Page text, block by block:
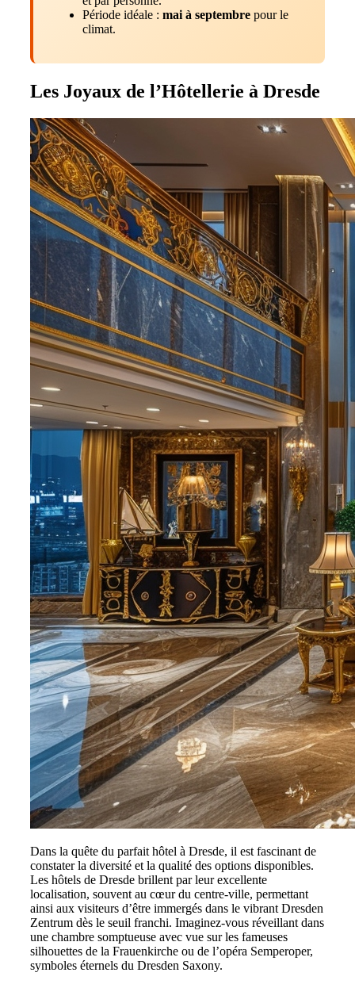
Période idéale : mai à septembre pour le
climat.
Les Joyaux de l’Hôtellerie à Dresde
Dans la quête du parfait hôtel à Dresde, il est fascinant de
constater la diversité et la qualité des options disponibles.
Les hôtels de Dresde brillent par leur excellente
localisation, souvent au cœur du centre-ville, permettant
ainsi aux visiteurs d’être immergés dans le vibrant Dresden
Zentrum dès le seuil franchi. Imaginez-vous réveillant dans
une chambre somptueuse avec vue sur les fameuses
silhouettes de la Frauenkirche ou de l’opéra Semperoper,
symboles éternels du Dresden Saxony.